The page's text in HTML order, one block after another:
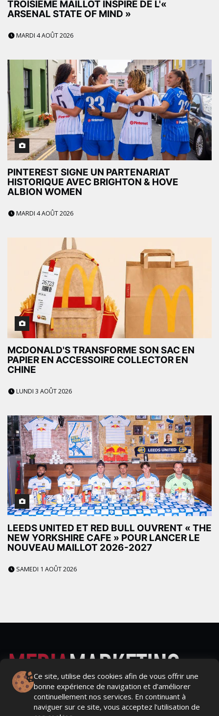
TROISIÈME MAILLOT INSPIRÉ DE L'«
ARSENAL STATE OF MIND »
MARDI 4 AOÛT 2026
PINTEREST SIGNE UN PARTENARIAT
HISTORIQUE AVEC BRIGHTON & HOVE
ALBION WOMEN
MARDI 4 AOÛT 2026
MCDONALD'S TRANSFORME SON SAC EN
PAPIER EN ACCESSOIRE COLLECTOR EN
CHINE
LUNDI 3 AOÛT 2026
LEEDS UNITED ET RED BULL OUVRENT « THE
NEW YORKSHIRE CAFE » POUR LANCER LE
NOUVEAU MAILLOT 2026-2027
SAMEDI 1 AOÛT 2026
Ce site, utilise des cookies afin de vous offrir une
bonne expérience de navigation et d’améliorer
continuellement nos services. En continuant à
naviguer sur ce site, vous acceptez l’utilisation de
Actualités Média, Actualités Com/Market/Ntic, Actualités
Distrib, Dossier, Interview, Stratégies, Communication,
Marques avenue, Relations presse, Créa, Baromètre,